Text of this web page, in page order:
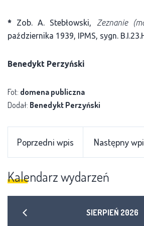
* Zob. A. Stebłowski, Zeznanie
października 1939, IPMS, sygn.
Benedykt Perzyński
Fot: domena publiczna
Dodał: Benedykt Perzyński
Poprzedni wpis Następny
Kalendarz wydarzeń
SIERPIEŃ 2026